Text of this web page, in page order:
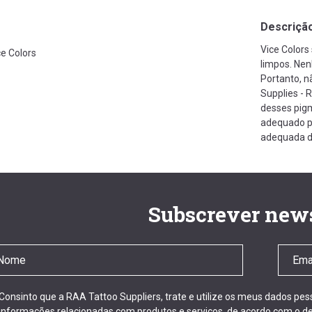
Colors
Vice
limpos.
Portanto,
Supplies -
desses
adequado
adequada
Subscrever
que a RAA Tattoo Suppliers, trate e utilize os meus dados